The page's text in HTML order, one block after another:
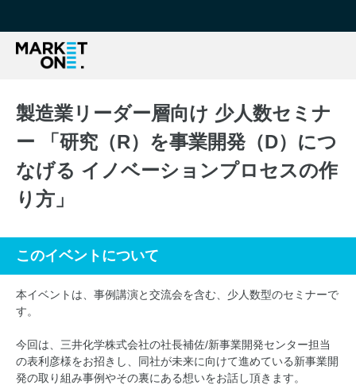
製造業リーダー層向け 少人数セミナ
ー 「研究（R）を事業開発（D）につ
なげる イノベーションプロセスの作
り方」
このイベントについて
本イベントは、事例講演と交流会を含む、少人数型のセミナーで
す。
今回は、三井化学株式会社の社長補佐/新事業開発センター担当
の表利彦様をお招きし、同社が未来に向けて進めている新事業開
発の取り組み事例やその裏にある想いをお話し頂きます。